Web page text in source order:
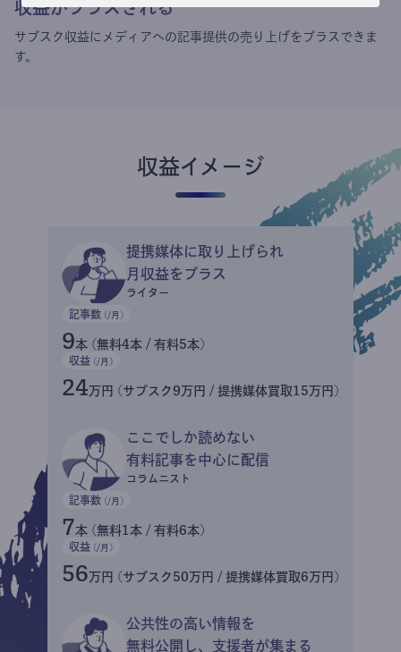
収益がプラスされる
サブスク収益にメディアへの記事提供の売り上げをプラスできま
す。
収益イメージ
提携媒体に取り上げられ
月収益をプラス
ライター
記事数 (/月)
9本 (無料4本 / 有料5本)
収益 (/月)
24万円 (サブスク9万円 / 提携媒体買取15万円)
ここでしか読めない
有料記事を中心に配信
コラムニスト
記事数 (/月)
7本 (無料1本 / 有料6本)
収益 (/月)
56万円 (サブスク50万円 / 提携媒体買取6万円)
公共性の高い情報を
無料公開し、支援者が集まる